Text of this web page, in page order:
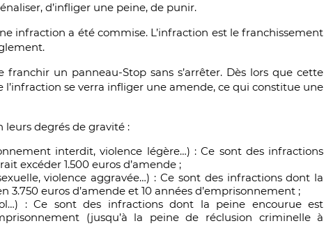
d’infliger une peine, de punir.
infraction a été commise. L’infraction est le franchissement
un panneau-Stop sans s’arrêter. Dès lors que cette
l’infraction se verra infliger une amende, ce qui constitue une
leurs degrés de gravité :
interdit, violence légère…) : Ce sont des infractions
excéder 1.500 euros d’amende ;
violence aggravée…) : Ce sont des infractions dont la
3.750 euros d’amende et 10 années d’emprisonnement ;
: Ce sont des infractions dont la peine encourue est
(jusqu’à la peine de réclusion criminelle à